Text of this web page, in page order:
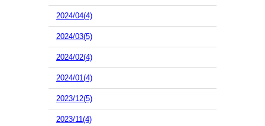
2024/04(4)
2024/03(5)
2024/02(4)
2024/01(4)
2023/12(5)
2023/11(4)